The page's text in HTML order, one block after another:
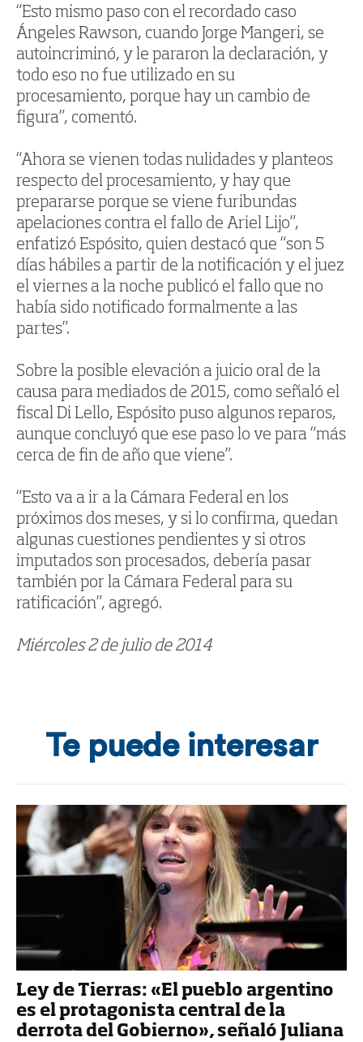
“Esto mismo paso con el recordado caso
Ángeles Rawson, cuando Jorge Mangeri, se
autoincriminó, y le pararon la declaración, y
todo eso no fue utilizado en su
procesamiento, porque hay un cambio de
figura”, comentó.
“Ahora se vienen todas nulidades y planteos
respecto del procesamiento, y hay que
prepararse porque se viene furibundas
apelaciones contra el fallo de Ariel Lijo”,
enfatizó Espósito, quien destacó que “son 5
días hábiles a partir de la notificación y el juez
el viernes a la noche publicó el fallo que no
había sido notificado formalmente a las
partes”.
Sobre la posible elevación a juicio oral de la
causa para mediados de 2015, como señaló el
fiscal Di Lello, Espósito puso algunos reparos,
aunque concluyó que ese paso lo ve para “más
cerca de fin de año que viene”.
“Esto va a ir a la Cámara Federal en los
próximos dos meses, y si lo confirma, quedan
algunas cuestiones pendientes y si otros
imputados son procesados, debería pasar
también por la Cámara Federal para su
ratificación”, agregó.
Miércoles 2 de julio de 2014
Te puede interesar
Ley de Tierras: «El pueblo argentino
es el protagonista central de la
derrota del Gobierno», señaló Juliana